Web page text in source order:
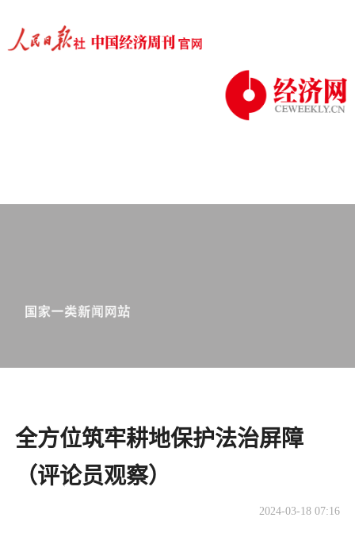
全方位筑牢耕地保护法治屏障
（评论员观察）
2024-03-18 07:16